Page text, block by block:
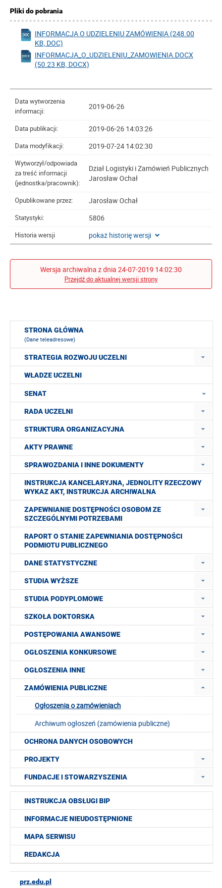
Pliki do pobrania
INFORMACJA O UDZIELENIU ZAMÓWIENIA (248.00
KB, DOC)
INFORMACJA_O_UDZIELENIU_ZAMOWIENIA.DOCX
(50.23 KB, DOCX)
Data wytworzenia
informacji:
2019-06-26
Data publikacji: 2019-06-26 14:03:26
Data modyfikacji: 2019-07-24 14:02:30
Wytworzył/odpowiada
za treść informacji
(jednostka/pracownik):
Dział Logistyki i Zamówień Publicznych
Jarosław Ochał
Opublikowane przez: Jarosław Ochał
Statystyki: 5806
Historia wersji pokaż historię wersji
Wersja archiwalna z dnia 24-07-2019 14:02:30
Przejdź do aktualnej wersji strony
STRONA GŁÓWNA
(Dane teleadresowe)
STRATEGIA ROZWOJU UCZELNI
WŁADZE UCZELNI
SENAT
RADA UCZELNI
STRUKTURA ORGANIZACYJNA
AKTY PRAWNE
SPRAWOZDANIA I INNE DOKUMENTY
INSTRUKCJA KANCELARYJNA, JEDNOLITY RZECZOWY
WYKAZ AKT, INSTRUKCJA ARCHIWALNA
ZAPEWNIANIE DOSTĘPNOŚCI OSOBOM ZE
SZCZEGÓLNYMI POTRZEBAMI
RAPORT O STANIE ZAPEWNIANIA DOSTĘPNOŚCI
PODMIOTU PUBLICZNEGO
DANE STATYSTYCZNE
STUDIA WYŻSZE
STUDIA PODYPLOMOWE
SZKOŁA DOKTORSKA
POSTĘPOWANIA AWANSOWE
OGŁOSZENIA KONKURSOWE
OGŁOSZENIA INNE
ZAMÓWIENIA PUBLICZNE
Ogłoszenia o zamówieniach
Archiwum ogłoszeń (zamówienia publiczne)
OCHRONA DANYCH OSOBOWYCH
PROJEKTY
FUNDACJE I STOWARZYSZENIA
INSTRUKCJA OBSŁUGI BIP
INFORMACJE NIEUDOSTĘPNIONE
MAPA SERWISU
REDAKCJA
prz.edu.pl